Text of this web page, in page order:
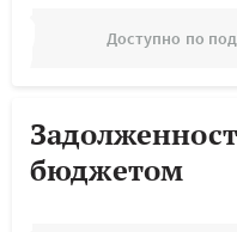
Доступно по
бюджетом